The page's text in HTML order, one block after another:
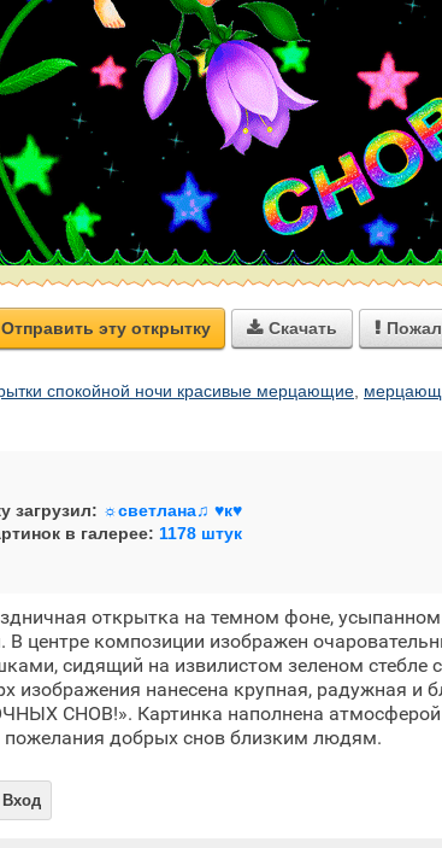
Отправить эту открытку  Скачать 
спокойной ночи красивые мерцающие
загрузил: ☼светлана♫ ♥к♥
в галерее: 1178 штук
открытка на темном фоне,
центре композиции изображен
сидящий на извилистом зеленом стебле
изображения нанесена крупная, радужная и
СНОВ!». Картинка наполнена атмосферой
пожелания добрых снов близким людям.
Вход